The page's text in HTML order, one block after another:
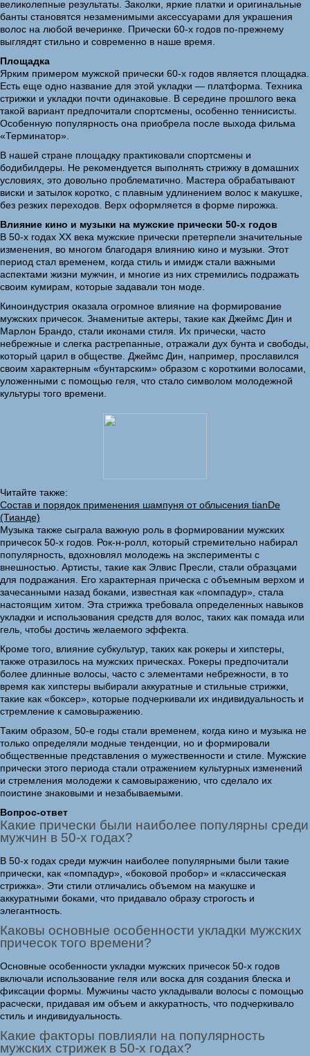
великолепные результаты. Заколки, яркие платки и оригинальные
банты становятся незаменимыми аксессуарами для украшения
волос на любой вечеринке. Прически 60-х годов по-прежнему
выглядят стильно и современно в наше время.
Площадка
Ярким примером мужской прически 60-х годов является площадка.
Есть еще одно название для этой укладки — платформа. Техника
стрижки и укладки почти одинаковые. В середине прошлого века
такой вариант предпочитали спортсмены, особенно теннисисты.
Особенную популярность она приобрела после выхода фильма
«Терминатор».
В нашей стране площадку практиковали спортсмены и
бодибилдеры. Не рекомендуется выполнять стрижку в домашних
условиях, это довольно проблематично. Мастера обрабатывают
виски и затылок коротко, с плавным удлинением волос к макушке,
без резких переходов. Верх оформляется в форме пирожка.
Влияние кино и музыки на мужские прически 50-х годов
В 50-х годах XX века мужские прически претерпели значительные
изменения, во многом благодаря влиянию кино и музыки. Этот
период стал временем, когда стиль и имидж стали важными
аспектами жизни мужчин, и многие из них стремились подражать
своим кумирам, которые задавали тон моде.
Киноиндустрия оказала огромное влияние на формирование
мужских причесок. Знаменитые актеры, такие как Джеймс Дин и
Марлон Брандо, стали иконами стиля. Их прически, часто
небрежные и слегка растрепанные, отражали дух бунта и свободы,
который царил в обществе. Джеймс Дин, например, прославился
своим характерным «бунтарским» образом с короткими волосами,
уложенными с помощью геля, что стало символом молодежной
культуры того времени.
Читайте также:
Состав и порядок применения шампуня от облысения tianDe
(Тианде)
Музыка также сыграла важную роль в формировании мужских
причесок 50-х годов. Рок-н-ролл, который стремительно набирал
популярность, вдохновлял молодежь на эксперименты с
внешностью. Артисты, такие как Элвис Пресли, стали образцами
для подражания. Его характерная прическа с объемным верхом и
зачесанными назад боками, известная как «помпадур», стала
настоящим хитом. Эта стрижка требовала определенных навыков
укладки и использования средств для волос, таких как помада или
гель, чтобы достичь желаемого эффекта.
Кроме того, влияние субкультур, таких как рокеры и хипстеры,
также отразилось на мужских прическах. Рокеры предпочитали
более длинные волосы, часто с элементами небрежности, в то
время как хипстеры выбирали аккуратные и стильные стрижки,
такие как «боксер», которые подчеркивали их индивидуальность и
стремление к самовыражению.
Таким образом, 50-е годы стали временем, когда кино и музыка не
только определяли модные тенденции, но и формировали
общественные представления о мужественности и стиле. Мужские
прически этого периода стали отражением культурных изменений
и стремления молодежи к самовыражению, что сделало их
поистине знаковыми и незабываемыми.
Вопрос-ответ
Какие прически были наиболее популярны среди
мужчин в 50-х годах?
В 50-х годах среди мужчин наиболее популярными были такие
прически, как «помпадур», «боковой пробор» и «классическая
стрижка». Эти стили отличались объемом на макушке и
аккуратными боками, что придавало образу строгость и
элегантность.
Каковы основные особенности укладки мужских
причесок того времени?
Основные особенности укладки мужских причесок 50-х годов
включали использование геля или воска для создания блеска и
фиксации формы. Мужчины часто укладывали волосы с помощью
расчески, придавая им объем и аккуратность, что подчеркивало
стиль и индивидуальность.
Какие факторы повлияли на популярность
мужских стрижек в 50-х годах?